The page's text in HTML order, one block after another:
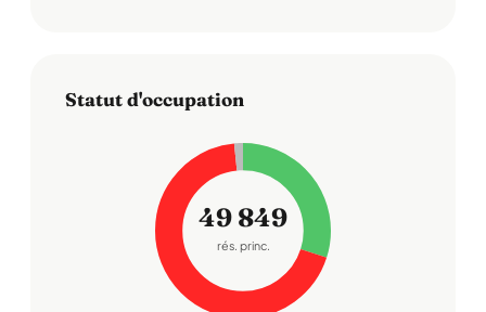
Statut d'occupation
49 849
rés. princ.